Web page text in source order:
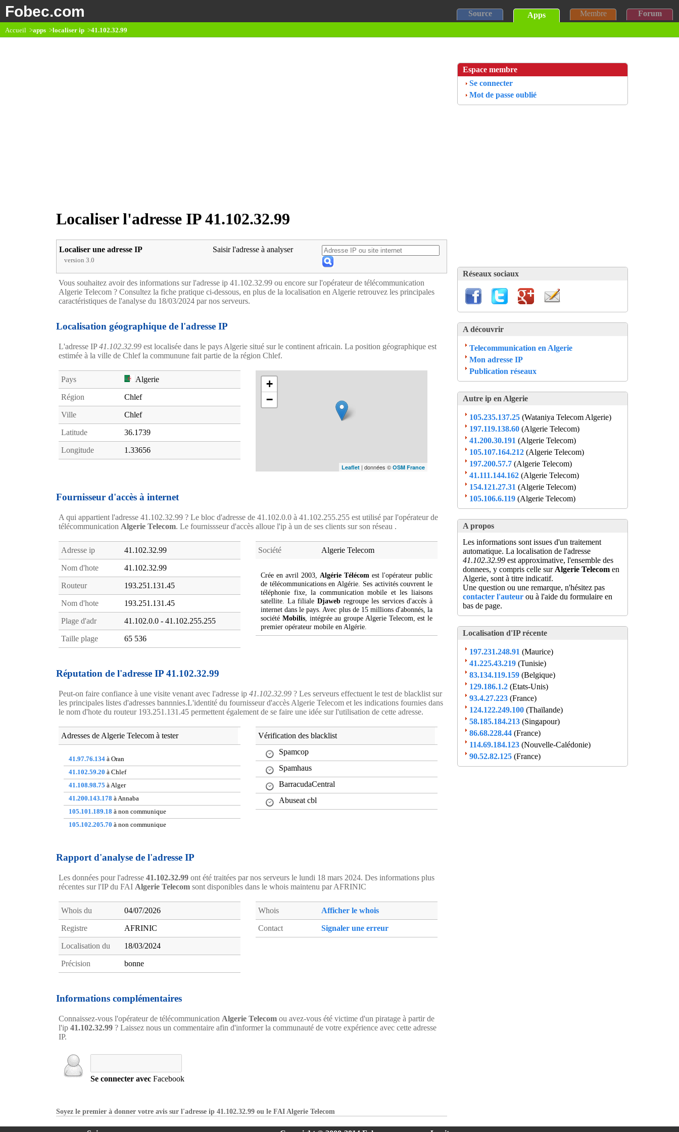
Fobec.com Source Apps Membre Forum
Accueil >apps >localiser ip >41.102.32.99
Localiser l'adresse IP 41.102.32.99
Localiser une adresse IP
version 3.0
Saisir l'adresse à analyser
Vous souhaitez avoir des informations sur l'adresse ip 41.102.32.99 ou encore sur l'opérateur de télécommunication
Algerie Telecom ? Consultez la fiche pratique ci-dessous, en plus de la localisation en Algerie retrouvez les principales
caractéristiques de l'analyse du 18/03/2024 par nos serveurs.
Localisation géographique de l'adresse IP
L'adresse IP41.102.32.99 est localisée dans le pays Algerie situé sur le continent africain. La position géographique est
estimée à la ville de Chlef la communune fait partie de la région Chlef.
Pays Algerie
Région Chlef
Ville Chlef
Latitude 36.1739
Longitude 1.33656
+
−
Leaflet | données © OSM France
Fournisseur d'accès à internet
A qui appartient l'adresse 41.102.32.99 ? Le bloc d'adresse de 41.102.0.0 à 41.102.255.255 est utilisé par l'opérateur de
télécommunication Algerie Telecom. Le fournissseur d'accès alloue l'ip à un de ses clients sur son réseau .
Adresse ip 41.102.32.99
Nom d'hote 41.102.32.99
Routeur 193.251.131.45
Nom d'hote 193.251.131.45
Plage d'adr 41.102.0.0 - 41.102.255.255
Taille plage 65 536
Société Algerie Telecom
Crée en avril 2003, Algérie Télécom est l'opérateur public
de télécommunications en Algérie. Ses activités couvrent le
téléphonie fixe, la communication mobile et les liaisons
satellite. La filiale Djawebregroupe les services d'accès à
internet dans le pays. Avec plus de 15 millions d'abonnés, la
société Mobilis, intégrée au groupe Algerie Telecom, est le
premier opérateur mobile en Algérie.
Réputation de l'adresse IP 41.102.32.99
Peut-on faire confiance à une visite venant avec l'adresse ip 41.102.32.99 ? Les serveurs effectuent le test de blacklist sur
les principales listes d'adresses bannnies.L'identité du fournisseur d'accès Algerie Telecom et les indications fournies dans
le nom d'hote du routeur 193.251.131.45 permettent également de se faire une idée sur l'utilisation de cette adresse.
Adresses de Algerie Telecom à tester
41.97.76.134 à Oran
41.102.59.20 à Chlef
41.108.98.75 à Alger
41.200.143.178 à Annaba
105.101.189.18 à non communique
105.102.205.70 à non communique
154.121.5.227
à non communique
154.247.116.34à non communique
Vérification des blacklist
Spamcop
Spamhaus
BarracudaCentral
Abuseat cbl
Rapport d'analyse de l'adresse IP
Les données pour l'adresse 41.102.32.99 ont été traitées par nos serveurs le lundi 18 mars 2024. Des informations plus
récentes sur l'IP du FAI Algerie Telecom sont disponibles dans le whois maintenu par AFRINIC
Whois du 04/07/2026
Registre AFRINIC
Localisation du 18/03/2024
Précision bonne
Whois Afficher le whois
Contact Signaler une erreur
Informations complémentaires
Connaissez-vous l'opérateur de télécommunication Algerie Telecom ou avez-vous été victime d'un piratage à partir de
l'ip 41.102.32.99 ? Laissez nous un commentaire afin d'informer la communauté de votre expérience avec cette adresse
IP.
Se connecter avec Facebook
Soyez le premier à donner votre avis sur l'adresse ip 41.102.32.99 ou le FAI Algerie Telecom
Espace membre
Se connecter
Mot de passe oublié
Réseaux sociaux
A découvrir
Telecommunication en Algerie
Mon adresse IP
Publication réseaux
Autre ip en Algerie
105.235.137.25 (Wataniya Telecom Algerie)
197.119.138.60 (Algerie Telecom)
41.200.30.191 (Algerie Telecom)
105.107.164.212 (Algerie Telecom)
197.200.57.7 (Algerie Telecom)
41.111.144.162 (Algerie Telecom)
154.121.27.31 (Algerie Telecom)
105.106.6.119 (Algerie Telecom)
A propos
Les informations sont issues d'un traitement
automatique. La localisation de l'adresse
41.102.32.99 est approximative, l'ensemble des
donnees, y compris celle sur Algerie Telecom en
Algerie, sont à titre indicatif.
Une question ou une remarque, n'hésitez pas
contacter l'auteur ou à l'aide du formulaire en
bas de page.
Localisation d'IP récente
197.231.248.91 (Maurice)
41.225.43.219 (Tunisie)
83.134.119.159 (Belgique)
129.186.1.2 (Etats-Unis)
93.4.27.223 (France)
124.122.249.100 (Thaïlande)
58.185.184.213 (Singapour)
86.68.228.44 (France)
114.69.184.123 (Nouvelle-Calédonie)
90.52.82.125 (France)